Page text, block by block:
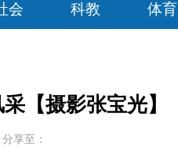
会 科教 体育
【摄影张宝光】
分享至：